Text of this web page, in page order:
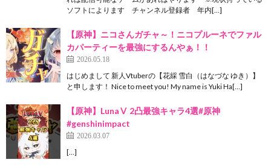
ソフトによります チャンネル登録者 年内[…]
【原神】ニコさんガチャ～！ニコプルーネでファル
カパーティーを最強にするんやぁ！！
2026.05.18
はじめまして 新人Vtuberの【花綵 雪白（はなづな ゆき）】
と申します！ Nice to meet you! My name is Yuki Ha[…]
【原神】LunaⅤ 2凸最強キャラ4選#原神
#genshinimpact
2026.03.07
[…]